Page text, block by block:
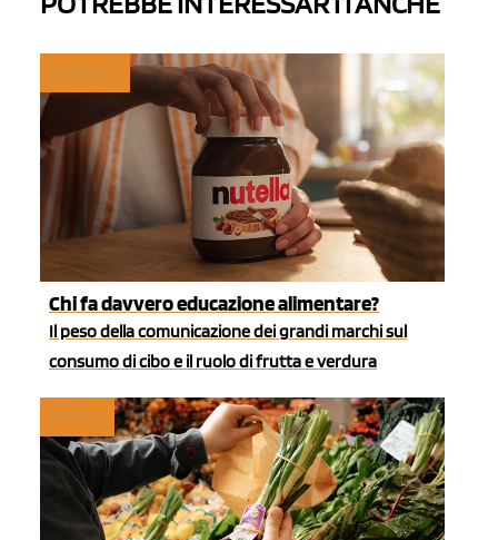
Chi fa davvero educazione alimentare?
Il peso della comunicazione dei grandi marchi sul
consumo di cibo e il ruolo di frutta e verdura